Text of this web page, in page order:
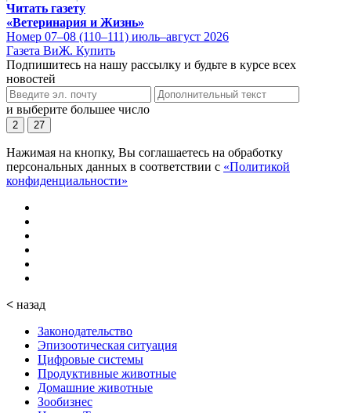
Читать газету
«Ветеринария и Жизнь»
Номер 07–08 (110–111) июль–август 2026
Газета ВиЖ. Купить
Подпишитесь на нашу рассылку и будьте в курсе всех
новостей
и выберите большее число
2 27
Нажимая на кнопку, Вы соглашаетесь на обработку
персональных данных в соответствии с «Политикой
конфиденциальности»
< назад
Законодательство
Эпизоотическая ситуация
Цифровые системы
Продуктивные животные
Домашние животные
Зообизнес